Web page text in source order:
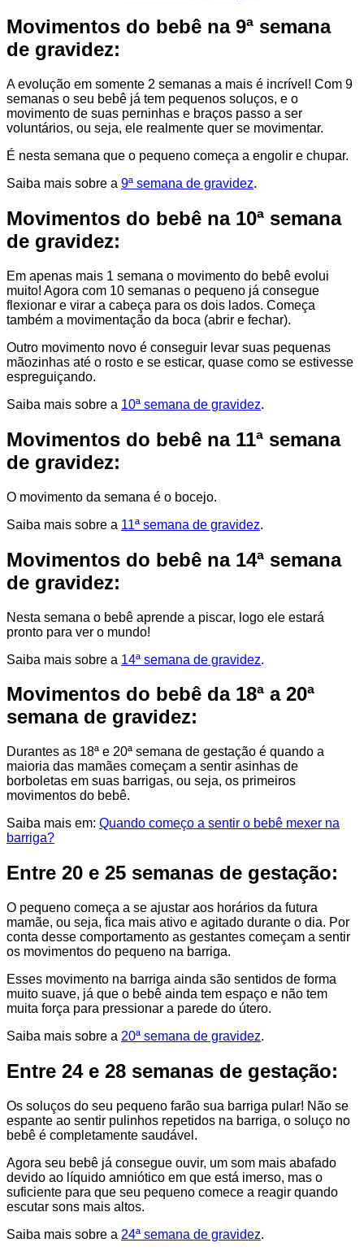
Movimentos do bebê na 9ª semana
de gravidez:
A evolução em somente 2 semanas a mais é incrível! Com 9
semanas o seu bebê já tem pequenos soluços, e o
movimento de suas perninhas e braços passo a ser
voluntários, ou seja, ele realmente quer se movimentar.
É nesta semana que o pequeno começa a engolir e chupar.
Saiba mais sobre a 9ª semana de gravidez.
Movimentos do bebê na 10ª semana
de gravidez:
Em apenas mais 1 semana o movimento do bebê evolui
muito! Agora com 10 semanas o pequeno já consegue
flexionar e virar a cabeça para os dois lados. Começa
também a movimentação da boca (abrir e fechar).
Outro movimento novo é conseguir levar suas pequenas
mãozinhas até o rosto e se esticar, quase como se estivesse
espreguiçando.
Saiba mais sobre a 10ª semana de gravidez.
Movimentos do bebê na 11ª semana
de gravidez:
O movimento da semana é o bocejo.
Saiba mais sobre a 11ª semana de gravidez.
Movimentos do bebê na 14ª semana
de gravidez:
Nesta semana o bebê aprende a piscar, logo ele estará
pronto para ver o mundo!
Saiba mais sobre a 14ª semana de gravidez.
Movimentos do bebê da 18ª a 20ª
semana de gravidez:
Durantes as 18ª e 20ª semana de gestação é quando a
maioria das mamães começam a sentir asinhas de
borboletas em suas barrigas, ou seja, os primeiros
movimentos do bebê.
Saiba mais em: Quando começo a sentir o bebê mexer na
barriga?
Entre 20 e 25 semanas de gestação:
O pequeno começa a se ajustar aos horários da futura
mamãe, ou seja, fica mais ativo e agitado durante o dia. Por
conta desse comportamento as gestantes começam a sentir
os movimentos do pequeno na barriga.
Esses movimento na barriga ainda são sentidos de forma
muito suave, já que o bebê ainda tem espaço e não tem
muita força para pressionar a parede do útero.
Saiba mais sobre a 20ª semana de gravidez.
Entre 24 e 28 semanas de gestação:
Os soluços do seu pequeno farão sua barriga pular! Não se
espante ao sentir pulinhos repetidos na barriga, o soluço no
bebê é completamente saudável.
Agora seu bebê já consegue ouvir, um som mais abafado
devido ao líquido amniótico em que está imerso, mas o
suficiente para que seu pequeno comece a reagir quando
escutar sons mais altos.
Saiba mais sobre a 24ª semana de gravidez.